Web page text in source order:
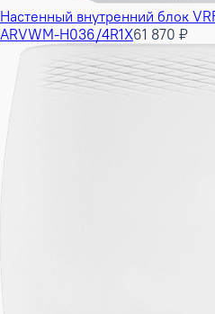
Настенный внутренний блок
ARVWM-H036/4R1X61 870 ₽